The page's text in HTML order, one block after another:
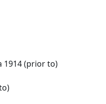
1914 (prior to)